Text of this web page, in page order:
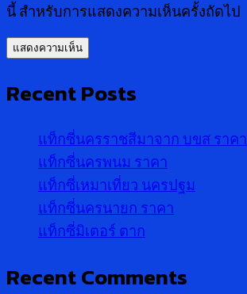
นี้ สำหรับการแสดงความเห็นครั้งถัดไป
Recent Posts
แท็กซี่นครราชสีมาจาก บขส ราคา
แท็กซี่นครพนม ราคา
แท็กซี่เหมาเที่ยว นครปฐม
แท็กซี่นครนายก ราคา
แท็กซี่มิเตอร์ ตาก
Recent Comments